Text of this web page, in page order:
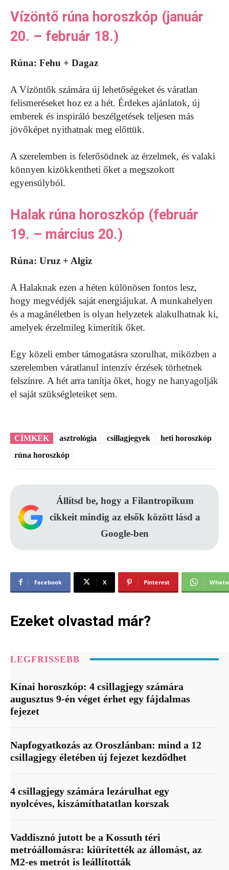
Vízöntő rúna horoszkóp (január
20. – február 18.)
Rúna: Fehu + Dagaz
A Vízöntők számára új lehetőségeket és váratlan
felismeréseket hoz ez a hét. Érdekes ajánlatok, új
emberek és inspiráló beszélgetések teljesen más
jövőképet nyithatnak meg előttük.
A szerelemben is felerősödnek az érzelmek, és valaki
könnyen kizökkentheti őket a megszokott
egyensúlyból.
Halak rúna horoszkóp (február
19. – március 20.)
Rúna: Uruz + Algiz
A Halaknak ezen a héten különösen fontos lesz,
hogy megvédjék saját energiájukat. A munkahelyen
és a magánéletben is olyan helyzetek alakulhatnak ki,
amelyek érzelmileg kimerítik őket.
Egy közeli ember támogatásra szorulhat, miközben a
szerelemben váratlanul intenzív érzések törhetnek
felszínre. A hét arra tanítja őket, hogy ne hanyagolják
el saját szükségleteiket sem.
CÍMKÉK asztrológia csillagjegyek
heti horoszkóp
rúna horoszkóp
Állítsd be, hogy a Filantropikum
cikkeit mindig az elsők között lásd a
Google-ben
Facebook X Pinterest
Ezeket olvastad már?
LEGFRISSEBB
Kínai horoszkóp: 4 csillagjegy számára
augusztus 9-én véget érhet egy fájdalmas
fejezet
Napfogyatkozás az Oroszlánban: mind a 12
csillagjegy életében új fejezet kezdődhet
4 csillagjegy számára lezárulhat egy
nyolcéves, kiszámíthatatlan korszak
Vaddisznó jutott be a Kossuth téri
metróállomásra: kiürítették az állomást, az
M2-es metrót is leállították